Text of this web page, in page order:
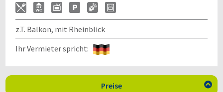
z.T. Balkon, mit Rheinblick
Ihr Vermieter spricht:
Preise 